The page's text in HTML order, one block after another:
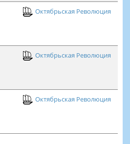
Октябрьская Революция
Октябрьская Революция
Октябрьская Революция